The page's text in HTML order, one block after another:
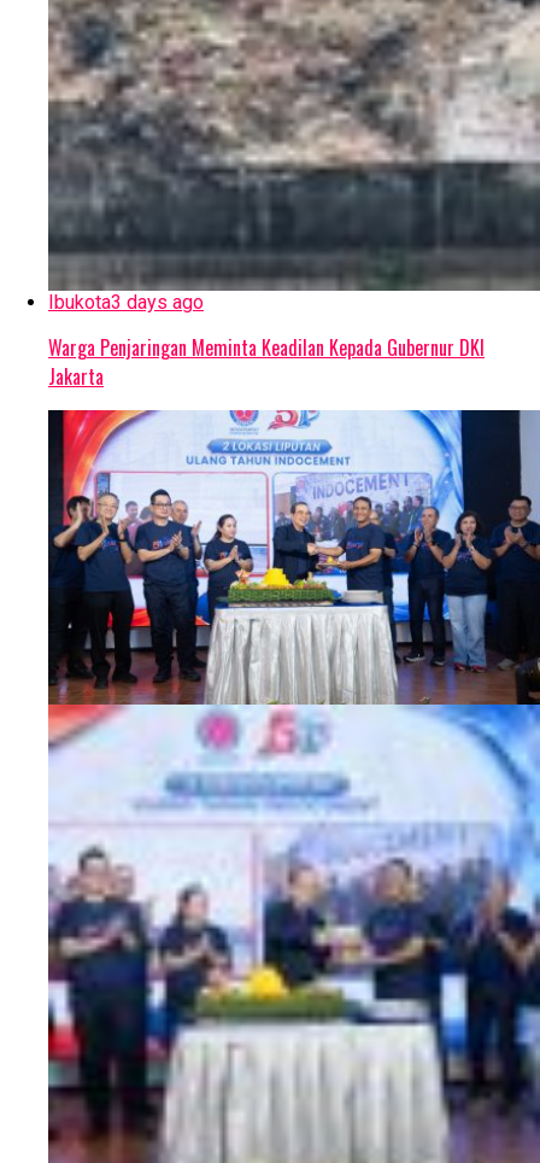
Ibukota3 days ago
Warga Penjaringan Meminta Keadilan Kepada Gubernur DKI
Jakarta